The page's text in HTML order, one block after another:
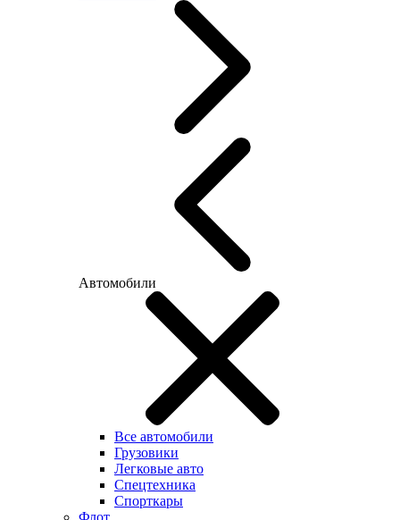
Автомобили
Все автомобили
Грузовики
Легковые авто
Спецтехника
Спорткары
Флот